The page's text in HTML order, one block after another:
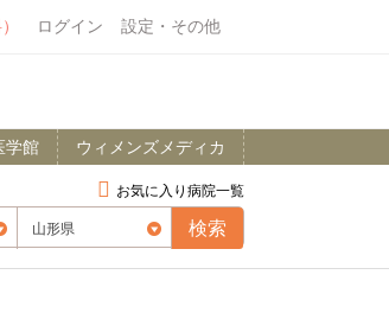
ログイン 設定・その他
ウィメンズメディカ
学館
お気に入り病院一覧